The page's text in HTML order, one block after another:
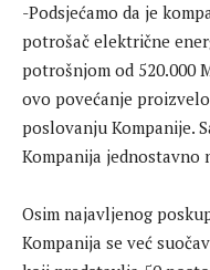
-Podsjećamo da je
potrošač električne
potrošnjom od 520.000
ovo povećanje
poslovanju Kompanije.
Kompanija jednostavno
Osim najavljenog
Kompanija se već